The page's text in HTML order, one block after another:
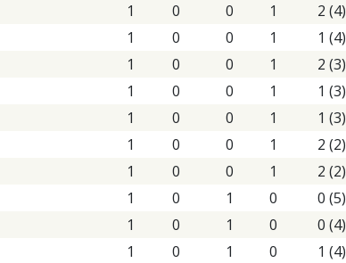
1 0 0 1 2 (4)
1 0 0 1 1 (4)
1 0 0 1 2 (3)
1 0 0 1 1 (3)
1 0 0 1 1 (3)
1 0 0 1 2 (2)
1 0 0 1 2 (2)
1 0 1 0 0 (5)
1 0 1 0 0 (4)
1 0 1 0 1 (4)